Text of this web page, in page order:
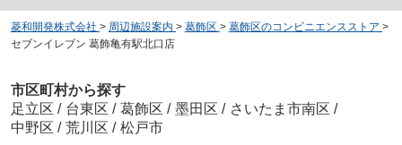
菱和開発株式会社 > 周辺施設案内 > 葛飾区 > 葛飾区のコンビニエンスストア >
セブンイレブン 葛飾亀有駅北口店
市区町村から探す
足立区 / 台東区 / 葛飾区 / 墨田区 / さいたま市南区 /
中野区 / 荒川区 / 松戸市